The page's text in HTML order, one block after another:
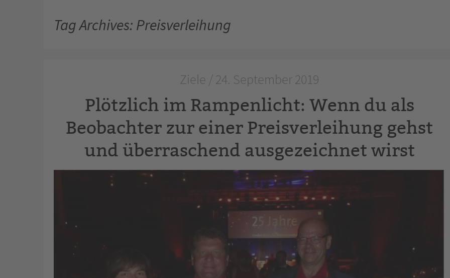
Tag Archives: Preisverleihung
Ziele / 24. September 2019
Plötzlich im Rampenlicht: Wenn du als
Beobachter zur einer Preisverleihung gehst
und überraschend ausgezeichnet wirst